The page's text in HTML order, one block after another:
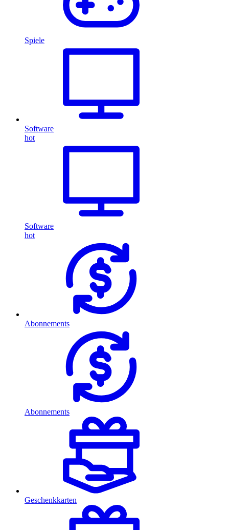
Spiele
Software
hot
Software
hot
Abonnements
Abonnements
Geschenkkarten